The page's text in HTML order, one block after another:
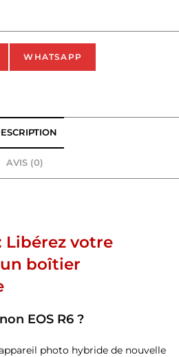
WHATSAPP
AVIS (0)
Libérez votre
boîtier
EOS R6 ?
photo hybride de nouvelle